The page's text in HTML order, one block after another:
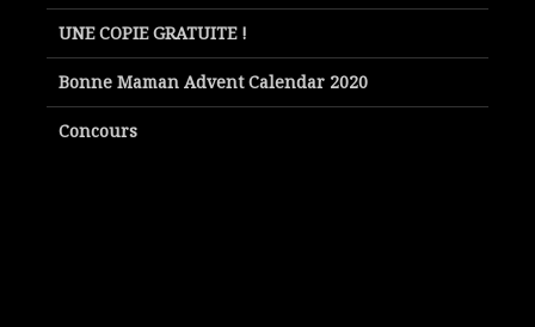
UNE COPIE GRATUITE !
Bonne Maman Advent Calendar 2020
Concours